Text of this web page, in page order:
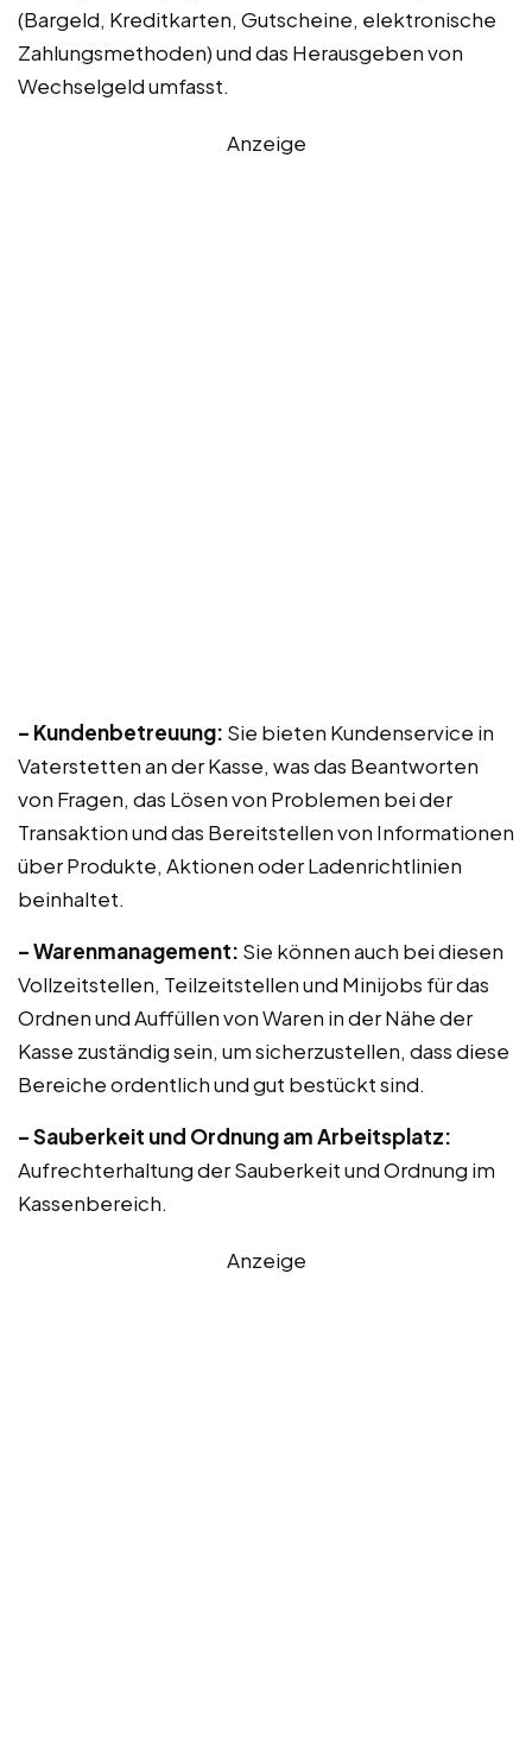
(Bargeld, Kreditkarten, Gutscheine, elektronische
Zahlungsmethoden) und das Herausgeben von
Wechselgeld umfasst.
Anzeige
– Kundenbetreuung: Sie bieten Kundenservice in
Vaterstetten an der Kasse, was das Beantworten
von Fragen, das Lösen von Problemen bei der
Transaktion und das Bereitstellen von Informationen
über Produkte, Aktionen oder Ladenrichtlinien
beinhaltet.
– Warenmanagement: Sie können auch bei diesen
Vollzeitstellen, Teilzeitstellen und Minijobs für das
Ordnen und Auffüllen von Waren in der Nähe der
Kasse zuständig sein, um sicherzustellen, dass diese
Bereiche ordentlich und gut bestückt sind.
– Sauberkeit und Ordnung am Arbeitsplatz:
Aufrechterhaltung der Sauberkeit und Ordnung im
Kassenbereich.
Anzeige